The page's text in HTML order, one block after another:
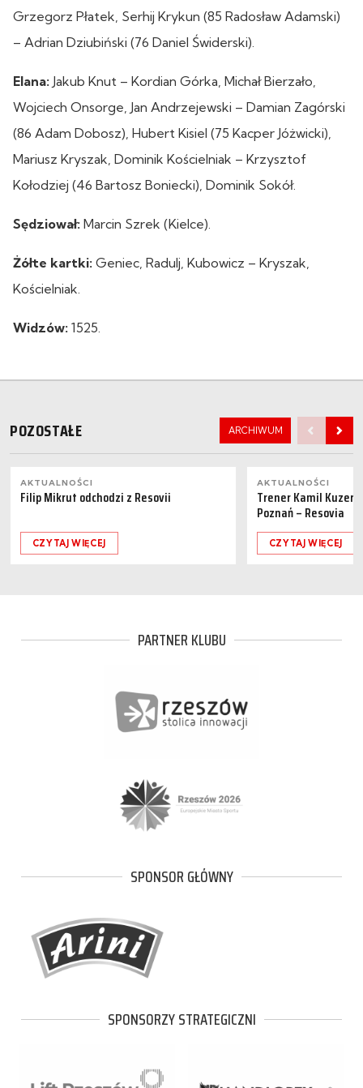
Grzegorz Płatek, Serhij Krykun (85 Radosław Adamski)
– Adrian Dziubiński (76 Daniel Świderski).
Elana: Jakub Knut – Kordian Górka, Michał Bierzało,
Wojciech Onsorge, Jan Andrzejewski – Damian Zagórski
(86 Adam Dobosz), Hubert Kisiel (75 Kacper Jóżwicki),
Mariusz Kryszak, Dominik Kościelniak – Krzysztof
Kołodziej (46 Bartosz Boniecki), Dominik Sokół.
Sędziował: Marcin Szrek (Kielce).
Żółte kartki: Geniec, Radulj, Kubowicz – Kryszak,
Kościelniak.
Widzów: 1525.
POZOSTAŁE ARCHIWUM
AKTUALNOŚCI
Filip Mikrut odchodzi z Resovii
CZYTAJ WIĘCEJ
AKTUALNOŚCI
Trener Kamil
Poznań – Resovia
CZYTAJ WIĘCEJ
PARTNER KLUBU
SPONSOR GŁÓWNY
SPONSORZY STRATEGICZNI